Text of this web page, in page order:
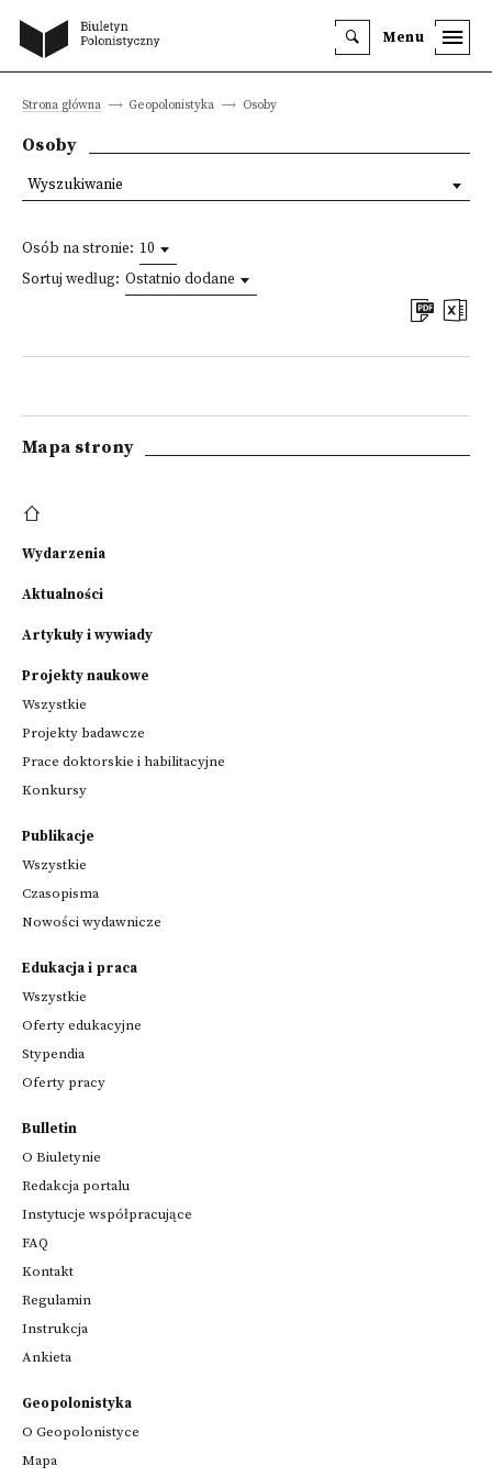
Menu
Strona główna Geopolonistyka Osoby
Osoby
Osób na stronie: 10
Sortuj według: Ostatnio dodane
Wyszukiwanie
Mapa strony
Wydarzenia
Aktualności
Artykuły i wywiady
Projekty naukowe
Wszystkie
Projekty badawcze
Prace doktorskie i habilitacyjne
Konkursy
Publikacje
Wszystkie
Czasopisma
Nowości wydawnicze
Edukacja i praca
Wszystkie
Oferty edukacyjne
Stypendia
Oferty pracy
Bulletin
O Biuletynie
Redakcja portalu
Instytucje współpracujące
FAQ
Kontakt
Regulamin
Instrukcja
Ankieta
Geopolonistyka
O Geopolonistyce
Mapa